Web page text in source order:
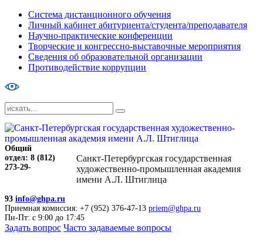
Система дистанционного обучения
Личный кабинет абитуриента/студента/преподавателя
Научно-практические конференции
Творческие и конгрессно-выставочные мероприятия
Сведения об образовательной организации
Противодействие коррупции
Санкт-Петербургская государственная
художественно-промышленная академия
имени А.Л. Штиглица
Общий
отдел: 8 (812)
273-29-
93 info@ghpa.ru
Приемная комиссия: +7 (952) 376-47-13 priem@ghpa.ru
Пн-Пт: с 9:00 до 17:45
Задать вопрос Часто задаваемые вопросы